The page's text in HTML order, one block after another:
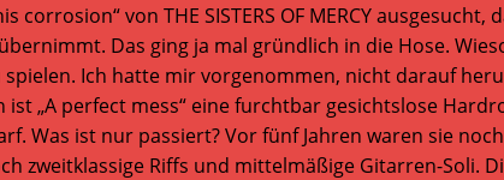
corrosion“ von THE SISTERS OF MERCY
Das ging ja mal gründlich in die Hose.
Ich hatte mir vorgenommen, nicht darauf
ist „A perfect mess“ eine furchtbar gesichtslose
Was ist nur passiert? Vor fünf Jahren waren sie
zweitklassige Riffs und mittelmäßige Gitarren-Soli.